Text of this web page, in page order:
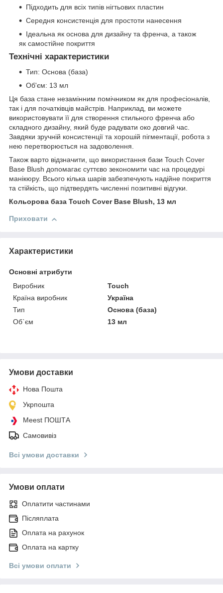
Підходить для всіх типів нігтьових пластин
Середня консистенція для простоти нанесення
Ідеальна як основа для дизайну та френча, а також
як самостійне покриття
Технічні характеристики
Тип: Основа (база)
Об'єм: 13 мл
Ця база стане незамінним помічником як для професіоналів,
так і для початківців майстрів. Наприклад, ви можете
використовувати її для створення стильного френча або
складного дизайну, який буде радувати око довгий час.
Завдяки зручній консистенції та хорошій пігментації, робота з
нею перетворюється на задоволення.
Також варто відзначити, що використання бази Touch Cover
Base Blush допомагає суттєво зекономити час на процедурі
манікюру. Всього кілька шарів забезпечують надійне покриття
та стійкість, що підтвердять численні позитивні відгуки.
Кольорова база Touch Cover Base Blush, 13 мл
Приховати
Характеристики
Основні атрибути
Виробник
Touch
Країна виробник
Україна
Тип
Основа (база)
Об`єм
13 мл
Умови доставки
Нова Пошта
Укрпошта
Meest ПОШТА
Самовивіз
Всі умови доставки
Умови оплати
Оплатити частинами
Післяплата
Оплата на рахунок
Оплата на картку
Всі умови оплати